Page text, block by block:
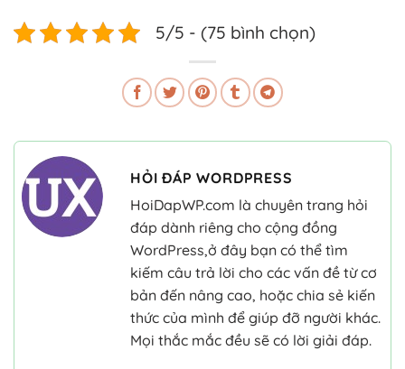
5/5 - (75 bình chọn)
HỎI ĐÁP WORDPRESS
HoiDapWP.com là chuyên trang hỏi
đáp dành riêng cho cộng đồng
WordPress,ở đây bạn có thể tìm
kiếm câu trả lời cho các vấn đề từ cơ
bản đến nâng cao, hoặc chia sẻ kiến
thức của mình để giúp đỡ người khác.
Mọi thắc mắc đều sẽ có lời giải đáp.